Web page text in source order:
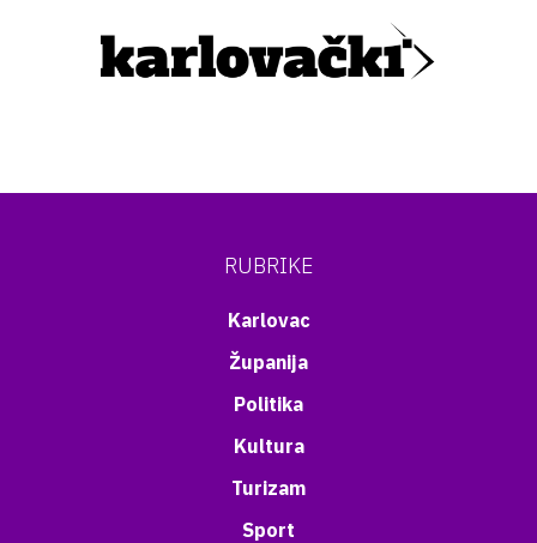
RUBRIKE
Karlovac
Županija
Politika
Kultura
Turizam
Sport